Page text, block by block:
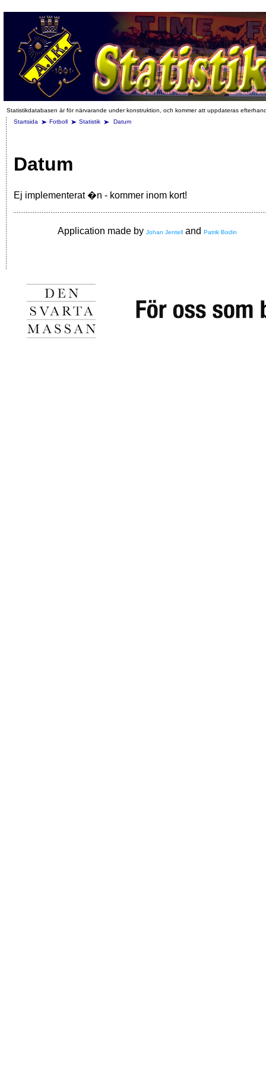
Statistikdatabasen är för närvarande under konstruktion, och kommer att uppdateras
Startsida
Fotboll Statistik Datum
Datum
Ej implementerat �n - kommer inom kort!
Application made by Johan Jentell and Patrik Bodin